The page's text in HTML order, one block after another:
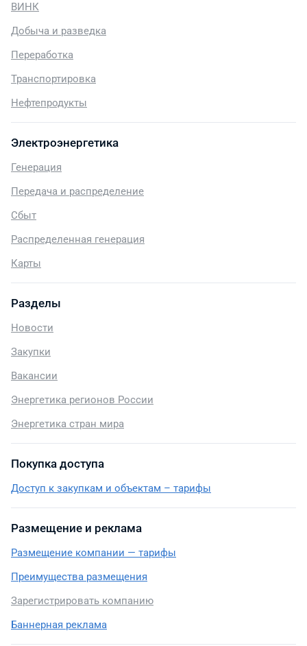
ВИНК
Добыча и разведка
Переработка
Транспортировка
Нефтепродукты
Электроэнергетика
Генерация
Передача и распределение
Сбыт
Распределенная генерация
Карты
Разделы
Новости
Закупки
Вакансии
Энергетика регионов России
Энергетика стран мира
Покупка доступа
Доступ к закупкам и объектам – тарифы
Размещение и реклама
Размещение компании — тарифы
Преимущества размещения
Зарегистрировать компанию
Баннерная реклама